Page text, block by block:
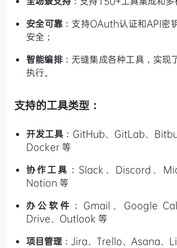
安全可靠 ：支持OAuth认证和API密
安全；
智能编排：无缝集成各种工具，实现
执行。
支持的工具类型：
开发工具 ：GitHub、GitLab、
Docker 等
协作工具 ：Slack、Discord、
Notion 等
办公软件 ：Gmail、Google
Drive、Outlook 等
项目管理 ：Jira、Trello、Asana、